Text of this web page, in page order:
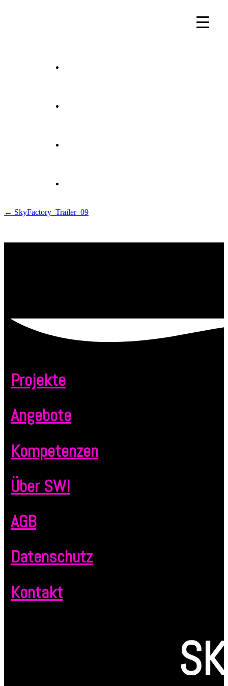
Beitragsnavigation
← SkyFactory_Trailer_09
Projekte
Angebote
Kompetenzen
Über SWI
AGB
Datenschutz
Kontakt